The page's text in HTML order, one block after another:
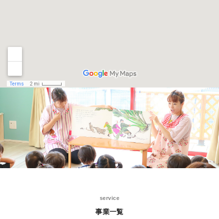
service
事業一覧